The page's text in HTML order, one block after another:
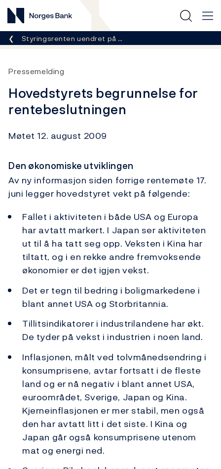
Norges Bank
Her er du nå:
Styringsrenten uendret på …
Pressemelding
Hovedstyrets begrunnelse for
rentebeslutningen
Møtet 12. august 2009
Den økonomiske utviklingen
Av ny informasjon siden forrige rentemøte 17.
juni legger hovedstyret vekt på følgende:
Fallet i aktiviteten i både USA og Europa
har avtatt markert. I Japan ser aktiviteten
ut til å ha tatt seg opp. Veksten i Kina har
tiltatt, og i en rekke andre fremvoksende
økonomier er det igjen vekst.
Det er tegn til bedring i boligmarkedene i
blant annet USA og Storbritannia.
Tillitsindikatorer i industrilandene har økt.
De tyder på vekst i industrien i noen land.
Inflasjonen, målt ved tolvmånedsendring i
konsumprisene, avtar fortsatt i de fleste
land og er nå negativ i blant annet USA,
euroområdet, Sverige, Japan og Kina.
Kjerneinflasjonen er mer stabil, men også
den har avtatt litt i det siste. I Kina og
Japan går også konsumprisene utenom
mat og energi ned.